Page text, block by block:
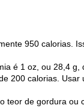
950 calorias.
é 1 oz, ou 28,4 g,
200 calorias.
de gordura